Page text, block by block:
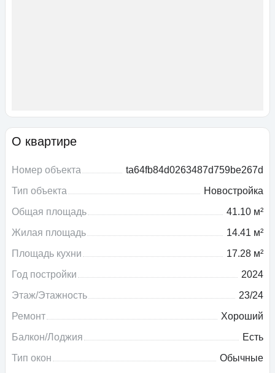
О квартире
Номер объекта
ta64fb84d0263487d759be267d
Тип объекта
Новостройка
Общая площадь
41.10 м²
Жилая площадь
14.41 м²
Площадь кухни
17.28 м²
Год постройки
2024
Этаж/Этажность
23/24
Ремонт
Хороший
Балкон/Лоджия
Есть
Тип окон
Обычные